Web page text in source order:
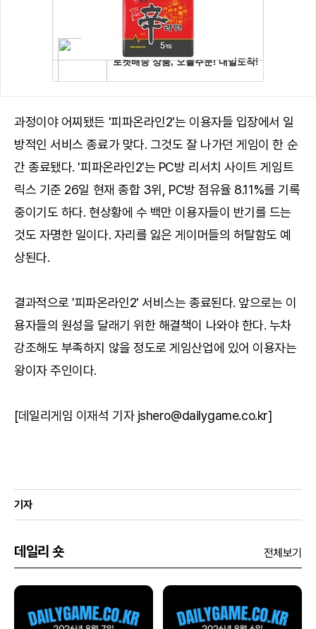
과정이야 어찌됐든 '피파온라인2'는 이용자들 입장에서 일
방적인 서비스 종료가 맞다. 그것도 잘 나가던 게임이 한 순
간 종료됐다. '피파온라인2'는 PC방 리서치 사이트 게임트
릭스 기준 26일 현재 종합 3위, PC방 점유율 8.11%를 기록
중이기도 하다. 현상황에 수 백만 이용자들이 반기를 드는
것도 자명한 일이다. 자리를 잃은 게이머들의 허탈함도 예
상된다.
결과적으로 '피파온라인2' 서비스는 종료된다. 앞으로는 이
용자들의 원성을 달래기 위한 해결책이 나와야 한다. 누차
강조해도 부족하지 않을 정도로 게임산업에 있어 이용자는
왕이자 주인이다.
[데일리게임 이재석 기자 jshero@dailygame.co.kr]
기자
데일리 숏 전체보기